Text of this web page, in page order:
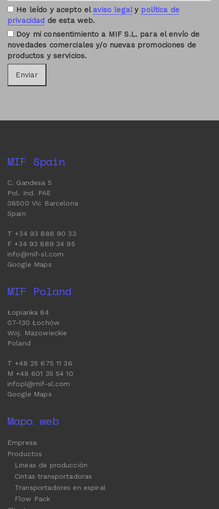
He leído y acepto el aviso legaly política de
privacidad de esta web.
Doy mi consentimiento a MIF S.L. para el envío de
novedades comerciales y/o nuevas promociones de
productos y servicios.
MIF Spain
C. Gandesa 5
Pol. Ind. PAE
08500 Vic Barcelona
Spain
T +34 93 886 90 33
F +34 93 889 34 95
info@mif-sl.com
Google Maps
MIF Poland
Łopianka 84
07-130 Łochów
Woj. Mazowieckie
Poland
T +48 25 675 11 36
M +48 601 35 54 10
infopl@mif-sl.com
Google Maps
Mapa web
Empresa
Productos
Lineas de producción
Cintas transportadoras
Transportadores en espiral
Flow Pack